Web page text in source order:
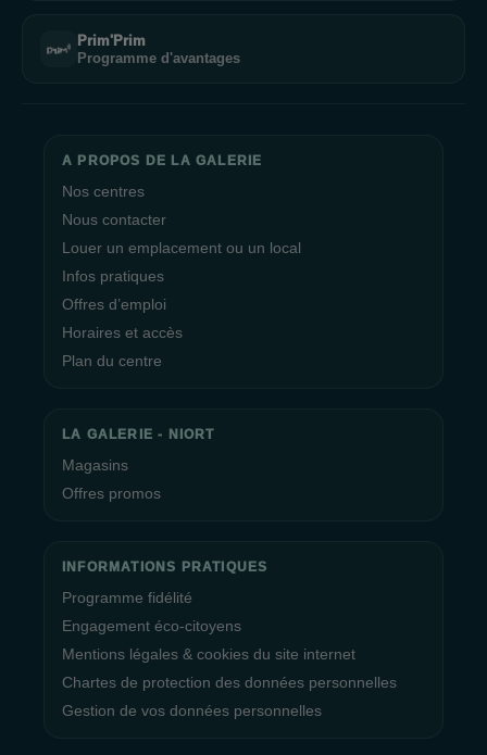
Prim'Prim
Programme d'avantages
A PROPOS DE LA GALERIE
Nos centres
Nous contacter
Louer un emplacement ou un local
Infos pratiques
Offres d’emploi
Horaires et accès
Plan du centre
LA GALERIE - NIORT
Magasins
Offres promos
INFORMATIONS PRATIQUES
Programme fidélité
Engagement éco-citoyens
Mentions légales & cookies du site internet
Chartes de protection des données personnelles
Gestion de vos données personnelles